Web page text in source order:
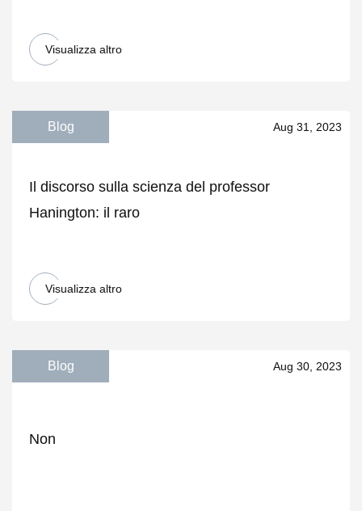
Visualizza altro
Blog Aug 31, 2023
Il discorso sulla scienza del professor
Hanington: il raro
Visualizza altro
Blog Aug 30, 2023
Non